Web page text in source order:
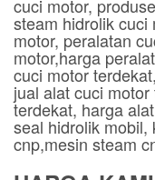
cuci motor,
steam hidrolik cuci
motor, peralatan
motor,harga
cuci motor
jual alat cuci
terdekat, harga
seal hidrolik mobil,
cnp,mesin steam